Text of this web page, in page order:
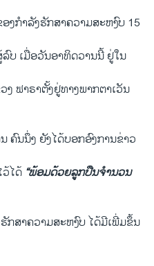
ງກຳລັງຮັກສາຄວາມສະຫງົບ 15
ບ ເມື່ອວັນອາທິດວານນີ້ ຢູ່ໃນ
ງ ຟາຣາຕັ້ງຢູ່ທາງພາກຕາເວັນ
ຄົນນຶ່ງ ຍັງໄດ້ບອກອົງການຂ່າວ
ໄດ້ “ພ້ອມດ້ວຍລູກປືນຈຳນວນ
ສາຄວາມສະຫງົບ ໄດ້ມີເພີ່ມຂຶ້ນ